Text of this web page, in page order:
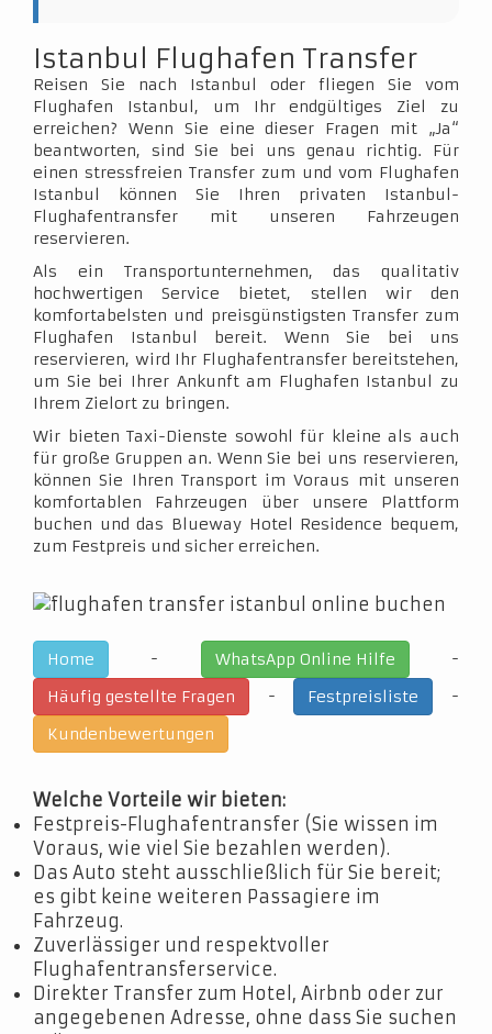
Istanbul Flughafen Transfer
Reisen Sie nach Istanbul oder fliegen Sie vom
Flughafen Istanbul, um Ihr endgültiges Ziel zu
erreichen? Wenn Sie eine dieser Fragen mit „Ja“
beantworten, sind Sie bei uns genau richtig. Für
einen stressfreien Transfer zum und vom Flughafen
Istanbul können Sie Ihren privaten Istanbul-
Flughafentransfer mit unseren Fahrzeugen
reservieren.
Als ein Transportunternehmen, das qualitativ
hochwertigen Service bietet, stellen wir den
komfortabelsten und preisgünstigsten Transfer zum
Flughafen Istanbul bereit. Wenn Sie bei uns
reservieren, wird Ihr Flughafentransfer bereitstehen,
um Sie bei Ihrer Ankunft am Flughafen Istanbul zu
Ihrem Zielort zu bringen.
Wir bieten Taxi-Dienste sowohl für kleine als auch
für große Gruppen an. Wenn Sie bei uns reservieren,
können Sie Ihren Transport im Voraus mit unseren
komfortablen Fahrzeugen über unsere Plattform
buchen und das Blueway Hotel Residence bequem,
zum Festpreis und sicher erreichen.
Home - WhatsApp Online Hilfe
-
Häufig gestellte Fragen
- Festpreisliste
-
Kundenbewertungen
Welche Vorteile wir bieten:
Festpreis-Flughafentransfer (Sie wissen im
Voraus, wie viel Sie bezahlen werden).
Das Auto steht ausschließlich für Sie bereit;
es gibt keine weiteren Passagiere im
Fahrzeug.
Zuverlässiger und respektvoller
Flughafentransferservice.
Direkter Transfer zum Hotel, Airbnb oder zur
angegebenen Adresse, ohne dass Sie suchen